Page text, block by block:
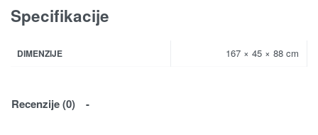
Specifikacije
DIMENZIJE 167 × 45 × 88 cm
Recenzije (0)